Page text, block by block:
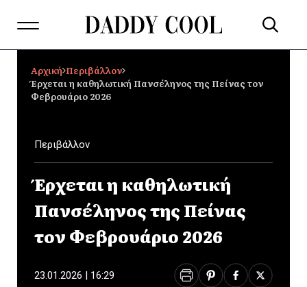
Αρχική Περιβάλλον
Έρχεται η καθηλωτική Πανσέληνος της Πείνας τον
Φεβρουάριο 2026
Περιβάλλον
Έρχεται η καθηλωτική
Πανσέληνος της Πείνας
τον Φεβρουάριο 2026
23.01.2026 | 16:29